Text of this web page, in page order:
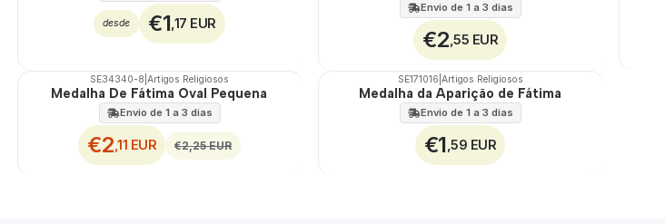
desde €1 ,17 EUR
Envio de 1 a 3 dias
€2 ,55 EUR
DESCONTO
SE34340-8 |Artigos Religiosos
Medalha De Fátima Oval Pequena
Envio de 1 a 3 dias
€2 ,11 EUR €2,25 EUR
SE171016 Artigos Religiosos
Medalha da Aparição de Fátima
Envio de 1 a 3 dias
€1 ,59 EUR